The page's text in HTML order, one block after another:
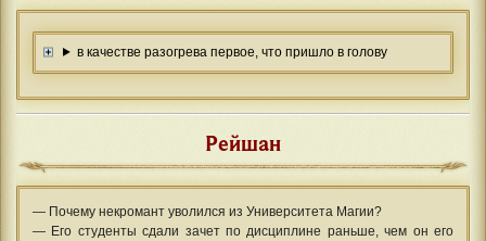
в качестве разогрева первое, что пришло в голову
Рейшан
— Почему некромант уволился из Университета Магии?
— Его студенты сдали зачет по дисциплине раньше, чем он его